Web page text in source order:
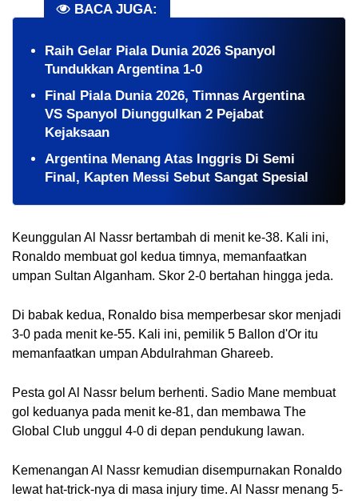
BACA JUGA:
Raih Gelar Piala Dunia 2026 Spanyol
Tundukkan Argentina 1-0
Final Piala Dunia 2026, Timnas Argentina
VS Spanyol Diunggulkan 2 Pejabat
Kejaksaan
Argentina Menang Atas Inggris Di Semi
Final, Kapten Messi Sebut Sangat Spesial
Keunggulan Al Nassr bertambah di menit ke-38. Kali ini,
Ronaldo membuat gol kedua timnya, memanfaatkan
umpan Sultan Alganham. Skor 2-0 bertahan hingga jeda.
Di babak kedua, Ronaldo bisa memperbesar skor menjadi
3-0 pada menit ke-55. Kali ini, pemilik 5 Ballon d'Or itu
memanfaatkan umpan Abdulrahman Ghareeb.
Pesta gol Al Nassr belum berhenti. Sadio Mane membuat
gol keduanya pada menit ke-81, dan membawa The
Global Club unggul 4-0 di depan pendukung lawan.
Kemenangan Al Nassr kemudian disempurnakan Ronaldo
lewat hat-trick-nya di masa injury time. Al Nassr menang 5-